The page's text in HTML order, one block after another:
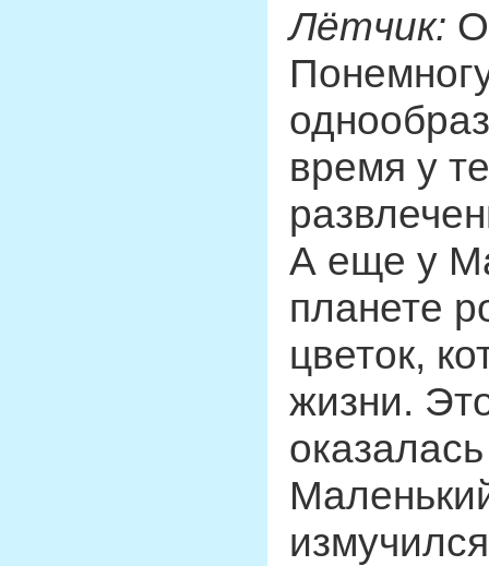
Лётчик:
время у
А еще у
планете
цветок,
жизни.